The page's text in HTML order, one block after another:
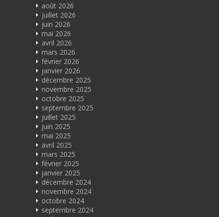
août 2026
juillet 2026
juin 2026
mai 2026
avril 2026
mars 2026
février 2026
janvier 2026
décembre 2025
novembre 2025
octobre 2025
septembre 2025
juillet 2025
juin 2025
mai 2025
avril 2025
mars 2025
février 2025
janvier 2025
décembre 2024
novembre 2024
octobre 2024
septembre 2024